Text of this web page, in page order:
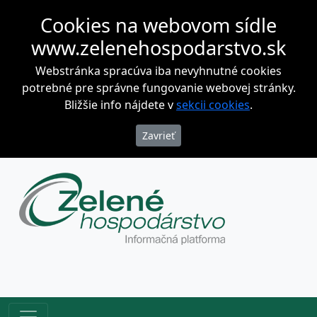
Cookies na webovom sídle
www.zelenehospodarstvo.sk
Webstránka spracúva iba nevyhnutné cookies
potrebné pre správne fungovanie webovej stránky.
Bližšie info nájdete vsekcii cookies.